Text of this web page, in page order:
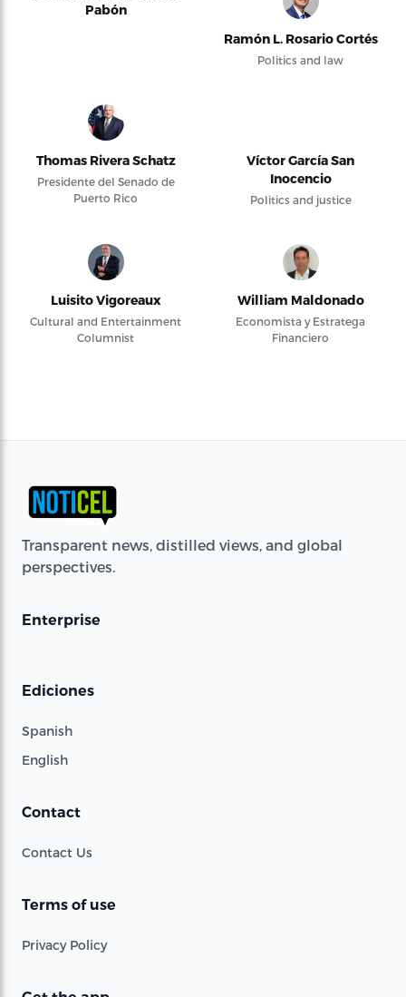
Pabón
Ramón L. Rosario Cortés
Politics and law
Thomas Rivera Schatz
Presidente del Senado de
Puerto Rico
Víctor García San
Inocencio
Politics and justice
Luisito Vigoreaux
Cultural and Entertainment
Columnist
William Maldonado
Economista y Estratega
Financiero
Transparent news, distilled views, and global
perspectives.
Enterprise
Ediciones
Spanish
English
Contact
Contact Us
Terms of use
Privacy Policy